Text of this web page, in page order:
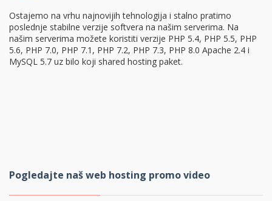
Ostajemo na vrhu najnovijih tehnologija i stalno pratimo
poslednje stabilne verzije softvera na našim serverima. Na
našim serverima možete koristiti verzije PHP 5.4, PHP 5.5, PHP
5.6, PHP 7.0, PHP 7.1, PHP 7.2, PHP 7.3, PHP 8.0 Apache 2.4 i
MySQL 5.7 uz bilo koji shared hosting paket.
Pogledajte naš web hosting promo video